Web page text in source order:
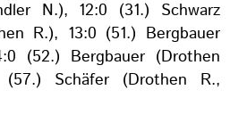
N.), 12:0 (31.) Schwarz
R.), 13:0 (51.) Bergbauer
(52.) Bergbauer (Drothen
Schäfer (Drothen R.,